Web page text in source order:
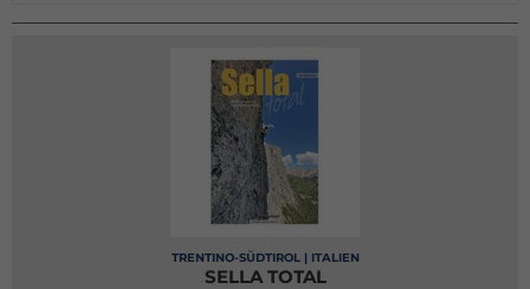
TRENTINO-SÜDTIROL | ITALIEN
SELLA TOTAL